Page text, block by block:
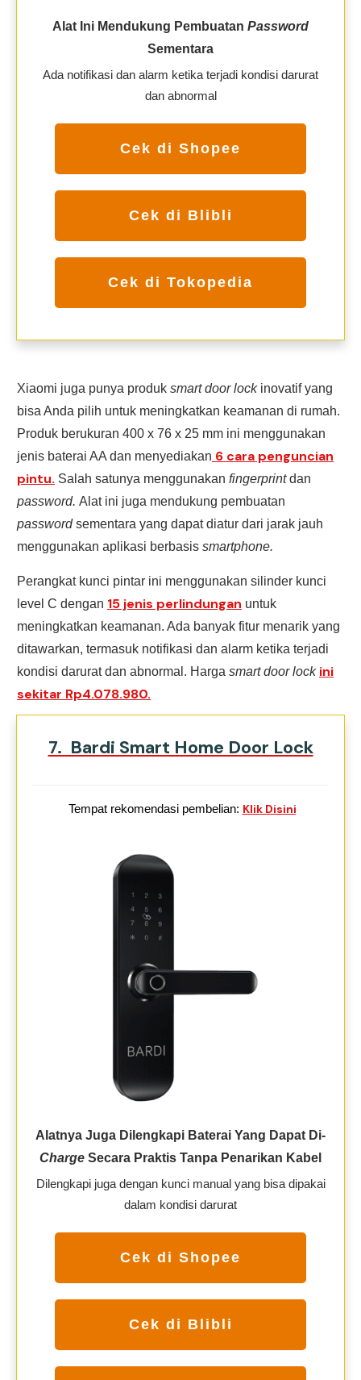
Alat Ini Mendukung Pembuatan Password
Sementara
Ada notifikasi dan alarm ketika terjadi kondisi darurat
dan abnormal
Cek di Shopee
Cek di Blibli
Cek di Tokopedia
Xiaomi juga punya produk smart door lock inovatif yang
bisa Anda pilih untuk meningkatkan keamanan di rumah.
Produk berukuran 400 x 76 x 25 mm ini menggunakan
jenis baterai AA dan menyediakan 6 cara penguncian
pintu. Salah satunya menggunakan fingerprintdan
password. Alat ini juga mendukung pembuatan
passwordsementara yang dapat diatur dari jarak jauh
menggunakan aplikasi berbasis smartphone.
Perangkat kunci pintar ini menggunakan silinder kunci
level C dengan 15 jenis perlindungan untuk
meningkatkan keamanan. Ada banyak fitur menarik yang
ditawarkan, termasuk notifikasi dan alarm ketika terjadi
kondisi darurat dan abnormal. Harga smart door lock ini
sekitar Rp4.078.980.
7. Bardi Smart Home Door Lock
Tempat rekomendasi pembelian: Klik Disini
Alatnya Juga Dilengkapi Baterai Yang Dapat Di-
Charge Secara Praktis Tanpa Penarikan Kabel
Dilengkapi juga dengan kunci manual yang bisa dipakai
dalam kondisi darurat
Cek di Shopee
Cek di Blibli